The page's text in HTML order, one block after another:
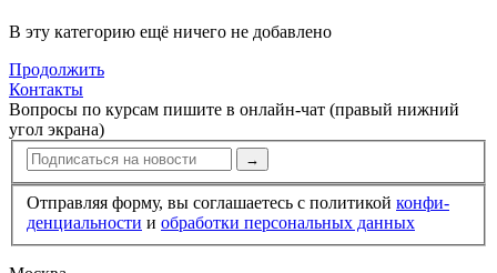
В эту категорию ещё ничего не добавлено
Продолжить
Контакты
Вопросы по курсам пишите в онлайн-чат (правый нижний
угол экрана)
→
Отправляя форму, вы соглашаетесь с политикой конфи­
ден­циальности и обработки персональных данных